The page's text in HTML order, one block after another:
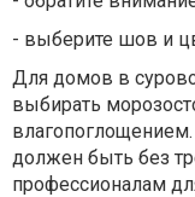
- выберите шов и
Для домов в
выбирать
должен быть без
профессионалам